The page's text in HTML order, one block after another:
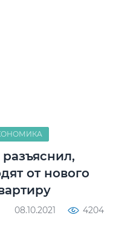
от нового
08.10.2021 4204